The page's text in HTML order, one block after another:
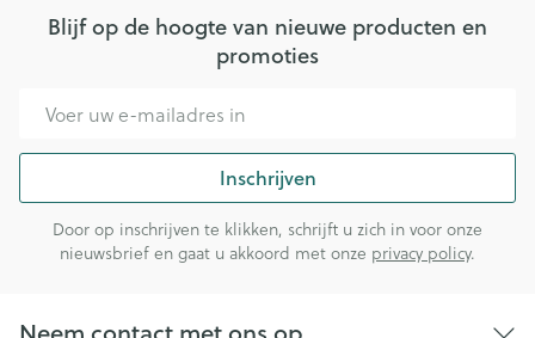
Blijf op de hoogte van nieuwe producten en
promoties
Inschrijven
Door op inschrijven te klikken, schrijft u zich in voor onze
nieuwsbrief en gaat u akkoord met onze privacy policy.